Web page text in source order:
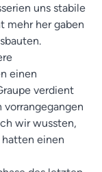
uns stabile
mehr her gaben
einen
verdient
vorrangegangen
wir wussten,
einen